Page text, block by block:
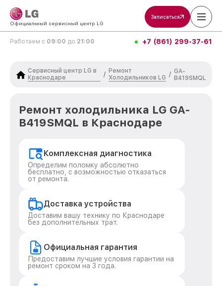
Официальный сервисный центр LG
Записаться
Работаем с 09:00 до 21:00 +7 (861) 299-37-61
Сервисный центр LG в
Краснодаре
/
Ремонт
Холодильников LG / GA-
B419SMQL
Ремонт холодильника LG GA-
B419SMQL в Краснодаре
Комплексная диагностика
Определим поломку абсолютно
бесплатно, с возможностью отказаться
от ремонта.
Доставка устройства
Доставим вашу технику по Краснодаре
без дополнительных трат.
Официальная гарантия
Предоставим лучшие условия гарантии на
ремонт сроком на 3 года.